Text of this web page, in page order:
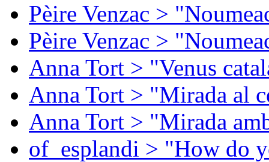
Pèire Venzac >
Pèire Venzac >
Anna Tort > "Venus
Anna Tort > "Mirada al
Anna Tort > "Mirada
of_esplandi > "How do